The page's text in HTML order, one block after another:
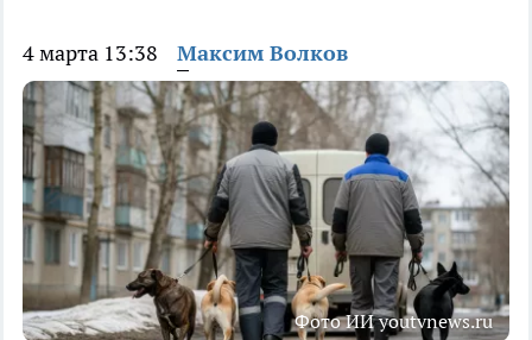
4 марта 13:38 Максим Волков
Фото ИИ youtvnews.ru